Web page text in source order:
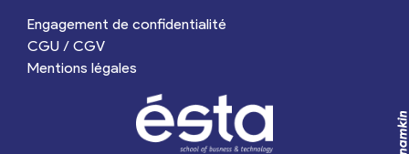
Engagement de confidentialité
CGU / CGV
Mentions légales